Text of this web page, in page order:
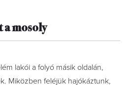
mosoly
lakói a folyó másik oldalán,
Miközben feléjük hajókáztunk,